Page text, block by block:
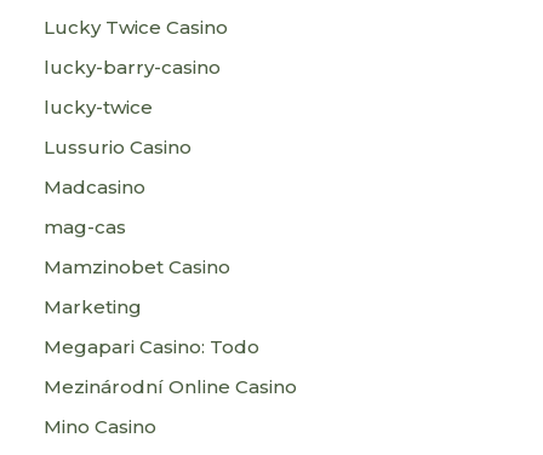
Lucky Twice Casino
lucky-barry-casino
lucky-twice
Lussurio Casino
Madcasino
mag-cas
Mamzinobet Casino
Marketing
Megapari Casino: Todo
Mezinárodní Online Casino
Mino Casino